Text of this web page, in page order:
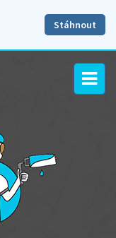
Stáhnout